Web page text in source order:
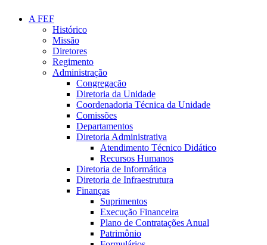
A FEF
Histórico
Missão
Diretores
Regimento
Administração
Congregação
Diretoria da Unidade
Coordenadoria Técnica da Unidade
Comissões
Departamentos
Diretoria Administrativa
Atendimento Técnico Didático
Recursos Humanos
Diretoria de Informática
Diretoria de Infraestrutura
Finanças
Suprimentos
Execução Financeira
Plano de Contratações Anual
Patrimônio